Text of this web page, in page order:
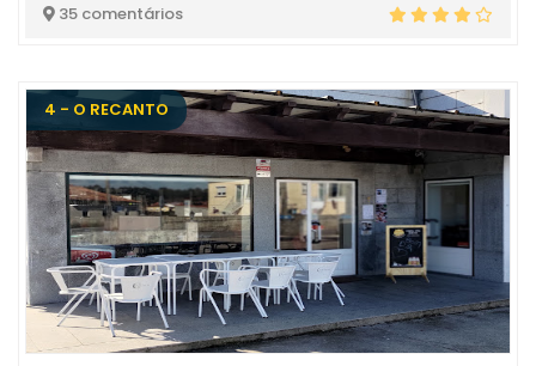
35 comentários
4 - O RECANTO